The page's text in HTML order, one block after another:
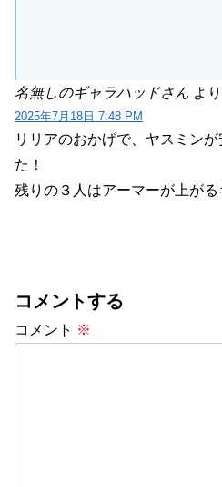
名無しのギャラハッドさん よ
2025年7月18日 7:48 PM
リリアのおかげで、ヤスミン
た！
残りの３人はアーマーが上がる
コメントする
コメント ※